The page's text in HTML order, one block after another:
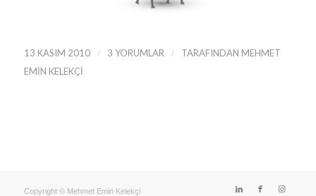
13 KASIM 2010 / 3 YORUMLAR / TARAFINDAN MEHMET
EMIN KELEKÇI
Copyright © Mehmet Emin Kelekçi